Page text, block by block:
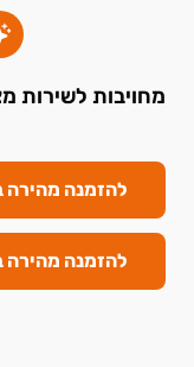
מחויבות לשירות
להזמנה מהירה
להזמנה מהירה